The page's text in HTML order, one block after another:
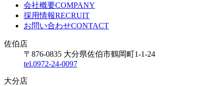
会社概要COMPANY
採用情報RECRUIT
お問い合わせCONTACT
佐伯店
〒876-0835 大分県佐伯市鶴岡町1-1-24
tel.0972-24-0097
大分店